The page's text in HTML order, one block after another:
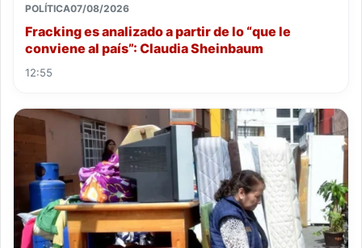
POLÍTICA07/08/2026
Fracking es analizado a partir de lo “que le
conviene al país”: Claudia Sheinbaum
12:55